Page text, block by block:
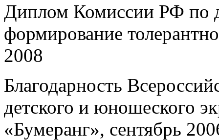
Диплом Комиссии РФ
формирование
2008
Благодарность
детского и юношеского
«Бумеранг», сентябрь